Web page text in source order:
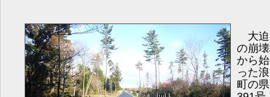
大迫
の崩
から
った
町の